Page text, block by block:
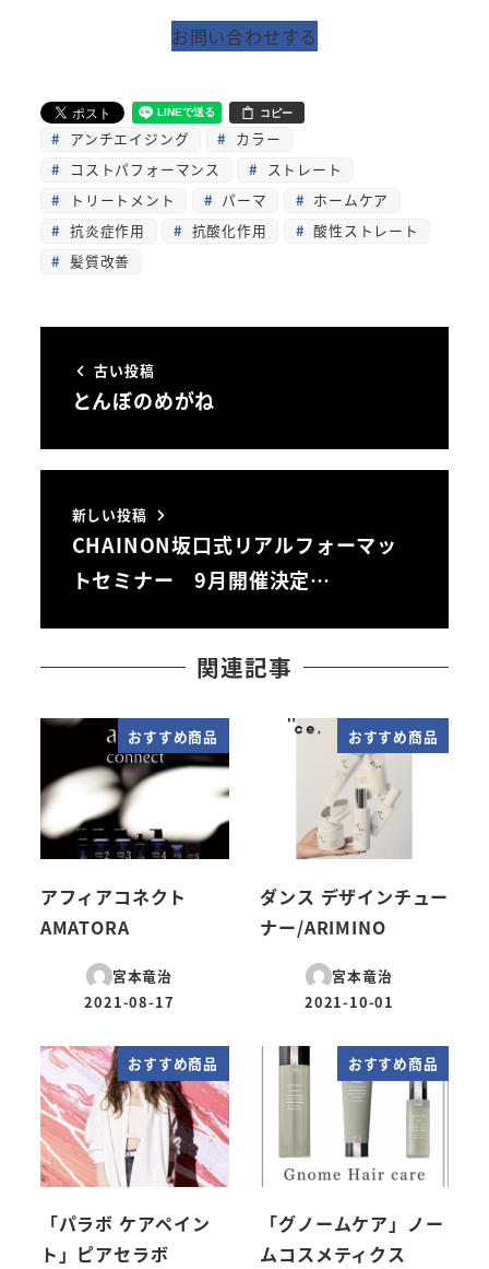
お問い合わせする
コピー
アンチエイジング
カラー
コストパフォーマンス
ストレート
トリートメント
パーマ
ホームケア
抗炎症作用
抗酸化作用
酸性ストレート
髪質改善
古い投稿
とんぼのめがね
新しい投稿
CHAINON坂口式リアルフォーマッ
トセミナー 9月開催決定…
関連記事
おすすめ商品
アフィアコネクト
AMATORA
宮本竜治
投稿日
2021-08-17
おすすめ商品
ダンス デザインチュー
ナー/ARIMINO
宮本竜治
投稿日
2021-10-01
おすすめ商品
「パラボ ケアペイン
ト」ピアセラボ
おすすめ商品
「グノームケア」ノー
ムコスメティクス